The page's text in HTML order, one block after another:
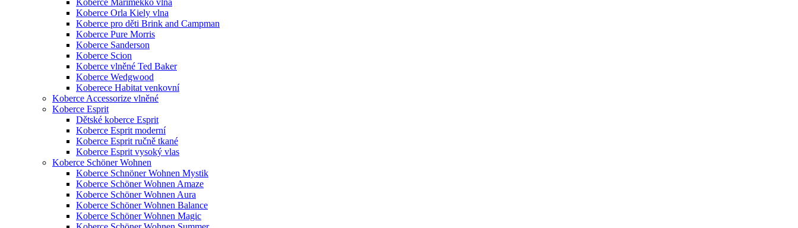
Koberce Orla Kiely vlna
Koberce pro děti Brink and Campman
Koberce Pure Morris
Koberce Sanderson
Koberce Scion
Koberce vlněné Ted Baker
Koberce Wedgwood
Koberece Habitat venkovní
Koberce Accessorize vlněné
Koberce Esprit
Dětské koberce Esprit
Koberce Esprit moderní
Koberce Esprit ručně tkané
Koberce Esprit vysoký vlas
Koberce Schöner Wohnen
Koberce Schnöner Wohnen Mystik
Koberce Schöner Wohnen Amaze
Koberce Schöner Wohnen Aura
Koberce Schöner Wohnen Balance
Koberce Schöner Wohnen Magic